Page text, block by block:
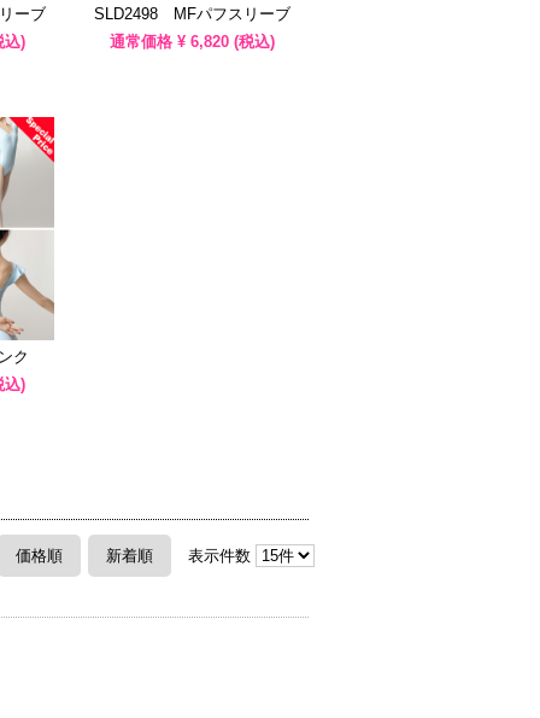
ーブ
込)
SLD2498 MFパフスリーブ
通常価格 ¥ 6,820 (税込)
ク
込)
価格順 新着順 表示件数